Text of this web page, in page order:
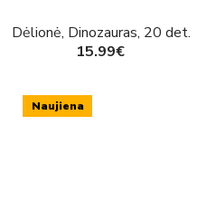
Dėlionė, Dinozauras, 20 det.
15.99€
Naujiena